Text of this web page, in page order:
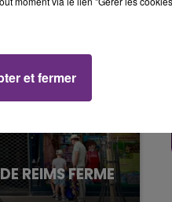
REIMS FERME
et fermer